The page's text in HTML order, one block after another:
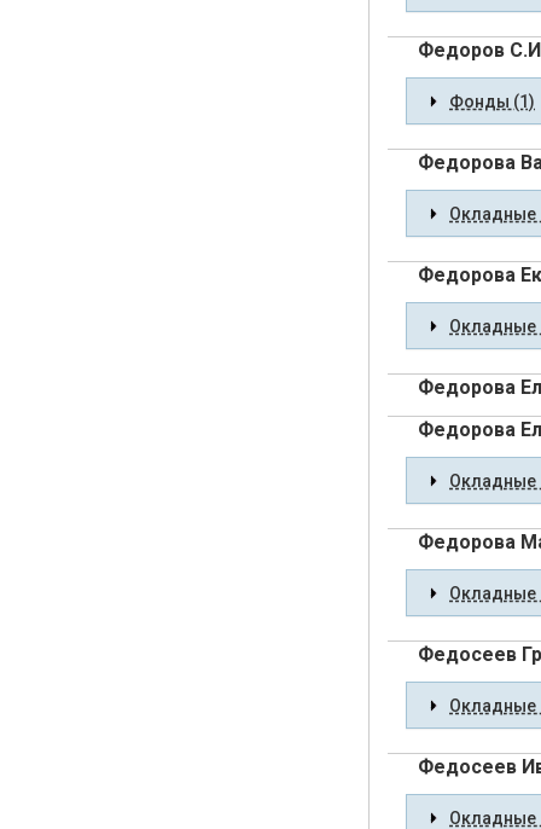
Федоров
Фонды (1)
Федорова
Окладные
Федорова
Окладные
Федорова
Федорова
Окладные
Федорова
Окладные
Федосеев
Окладные
Федосеев
Окладные